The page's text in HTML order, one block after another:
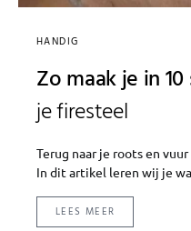
HANDIG
Zo maak je in
je firesteel
Terug naar je roots en
In dit artikel leren wij je
LEES MEER